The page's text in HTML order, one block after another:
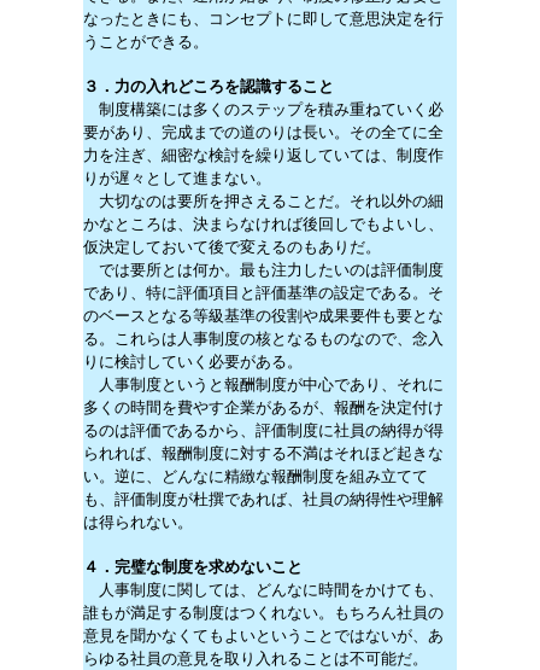
なったときにも、コンセプトに即して意思決定を行
うことができる。
３．力の入れどころを認識すること
制度構築には多くのステップを積み重ねていく必
要があり、完成までの道のりは長い。その全てに全
力を注ぎ、細密な検討を繰り返していては、制度作
りが遅々として進まない。
大切なのは要所を押さえることだ。それ以外の細
かなところは、決まらなければ後回しでもよいし、
仮決定しておいて後で変えるのもありだ。
では要所とは何か。最も注力したいのは評価制度
であり、特に評価項目と評価基準の設定である。そ
のベースとなる等級基準の役割や成果要件も要とな
る。これらは人事制度の核となるものなので、念入
りに検討していく必要がある。
人事制度というと報酬制度が中心であり、それに
多くの時間を費やす企業があるが、報酬を決定付け
るのは評価であるから、評価制度に社員の納得が得
られれば、報酬制度に対する不満はそれほど起きな
い。逆に、どんなに精緻な報酬制度を組み立てて
も、評価制度が杜撰であれば、社員の納得性や理解
は得られない。
４．完璧な制度を求めないこと
人事制度に関しては、どんなに時間をかけても、
誰もが満足する制度はつくれない。もちろん社員の
意見を聞かなくてもよいということではないが、あ
らゆる社員の意見を取り入れることは不可能だ。